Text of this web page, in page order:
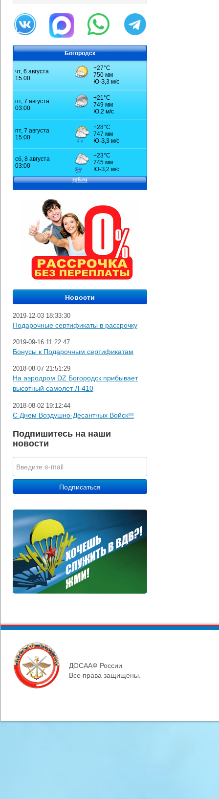
Богородск
2019-12-03 18:33:30
Подарочные сертификаты в рассрочку
2019-09-16 11:22:47
Бонусы к Подарочным сертификатам
2018-08-07 21:51:29
На аэродром DZ Богородск прибывает
высотный самолет Л-410
2018-08-02 19:12:44
С Днем Воздушно-Десантных Войск!!!
Подпишитесь на наши
новости
ДОСААФ России
Все права защищены.